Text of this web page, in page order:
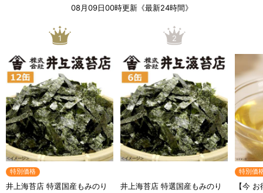
08月09日00時更新《最新24時間》
1
特別価格
井上海苔店 特選国産もみのり
2
井上海苔店 特選国産もみのり
特別価
【今